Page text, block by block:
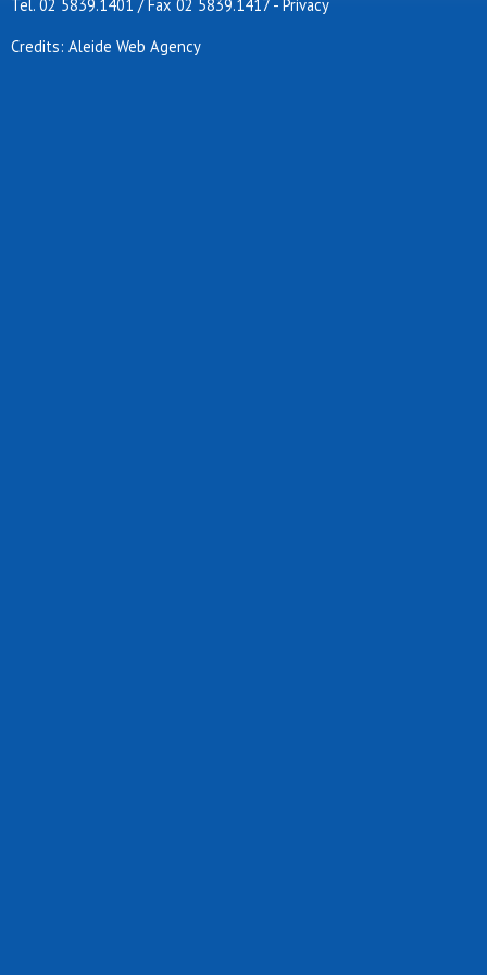
Sanrocco calcio
Tel. 02 5839.1401 / Fax 02 5839.1417 - Privacy
Credits: Aleide Web Agency